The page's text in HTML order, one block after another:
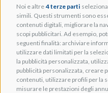
Noi e altre 4 terze parti
simili. Questi strumenti sono
contenuti digitali, migliorare la
scopi pubblicitari. Ad esempio,
seguenti finalità: archiviare
utilizzare dati limitati per la
la pubblicità personalizzata,
pubblicità personalizzata, creare
contenuti, utilizzare profili per la
misurare le prestazioni degli